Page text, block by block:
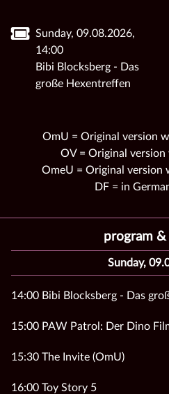
Sunday, 09.08.2026,
14:00
Bibi Blocksberg - Das
große Hexentreffen
OmU = Original version
OV = Original
OmeU = Original version
DF = in
program
Sunday,
14:00 Bibi Blocksberg - Das
15:00 PAW Patrol: Der Dino
15:30 The Invite (OmU)
16:00 Toy Story 5